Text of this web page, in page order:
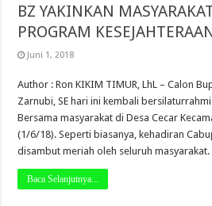
BZ YAKINKAN
PROGRAM
Juni 1, 2018
Author : Ron KIKIM TIMUR, LhL – Calon
Zarnubi, SE hari ini kembali
Bersama masyarakat di Desa Cecar
(1/6/18). Seperti biasanya, kehadiran
disambut meriah oleh seluruh
Baca Selanjutnya...